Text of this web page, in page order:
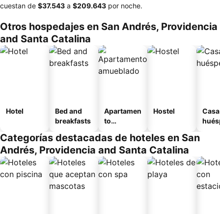
cuestan de ‎$37.543 a ‎$209.643 por noche.
Otros hospedajes en San Andrés, Providencia
and Santa Catalina
Hotel
Bed and
breakfasts
Apartamen
to
o
Hostel
Categorías destacadas de hoteles en San
Andrés, Providencia and Santa Catalina